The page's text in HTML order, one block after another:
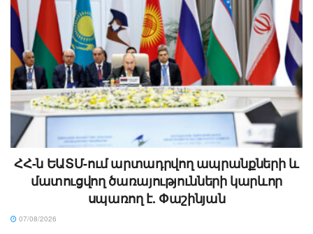
ՀՀ-ն ԵԱՏՄ-ում արտադրվող ապրանքների և
մատուցվող ծառայությունների կարևոր
սպառող է. Փաշինյան
07/08/2026